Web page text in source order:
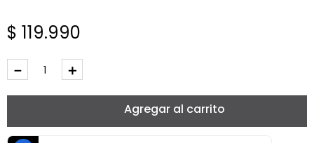
$ 119.990
＋
－
Agregar al carrito